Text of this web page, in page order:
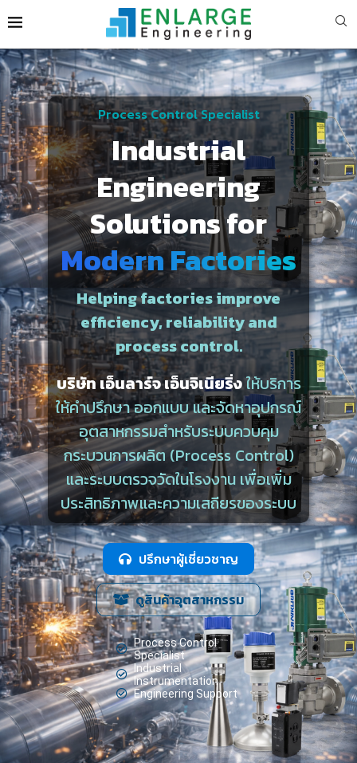
Process Control Specialist
Industrial
Engineering
Solutions for
Modern Factories
Helping factories improve
efficiency, reliability and
process control.
บริษัท เอ็นลาร์จ เอ็นจิเนียริ่งให้บริการ
ให้คำปรึกษา ออกแบบ และจัดหาอุปกรณ์
อุตสาหกรรมสำหรับระบบควบคุม
กระบวนการผลิต (Process Control)
และระบบตรวจวัดในโรงงาน เพื่อเพิ่ม
ประสิทธิภาพและความเสถียรของระบบ
ปรึกษาผู้เชี่ยวชาญ
ดูสินค้าอุตสาหกรรม
Process Control
Specialist
Industrial
Instrumentation
Engineering Support